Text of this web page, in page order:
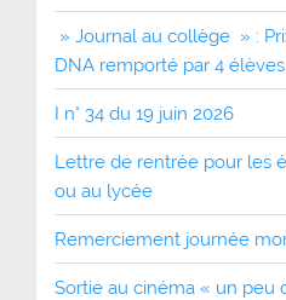
» Journal au collège » :
DNA remporté par 4
I n° 34 du 19 juin 2026
Lettre de rentrée pour les
ou au lycée
Remerciement journée
Sortie au cinéma « un peu